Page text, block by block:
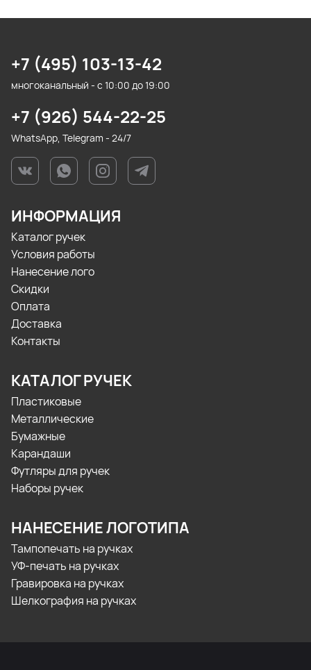
+7 (495) 103-13-42
многоканальный - с 10:00 до 19:00
+7 (926) 544-22-25
WhatsApp, Telegram - 24/7
ИНФОРМАЦИЯ
Каталог ручек
Условия работы
Нанесение лого
Скидки
Оплата
Доставка
Контакты
КАТАЛОГ РУЧЕК
Пластиковые
Металлические
Бумажные
Карандаши
Футляры для ручек
Наборы ручек
НАНЕСЕНИЕ ЛОГОТИПА
Тампопечать на ручках
УФ-печать на ручках
Гравировка на ручках
Шелкография на ручках